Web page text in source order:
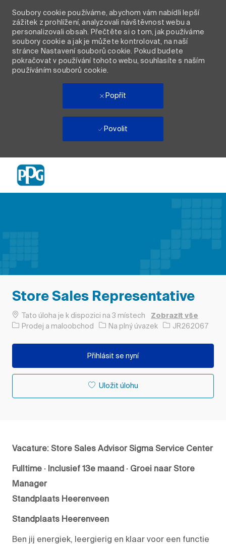
Soubory cookie používáme, abychom vám nabídli lepší
zážitek z prohlížení, analyzovali návštěvnost webu a
personalizovali obsah. Přečtěte si o tom, jak používáme
soubory cookie a jak je můžete kontrolovat, na naší
stránce Nastavení souborů cookie. Pokud budete
pokračovat v používání tohoto webu, souhlasíte s naším
používáním souborů cookie.
Popřít
Povolit
Store Sales Representative
Tato úloha je k dispozici na 3 místech Zobrazit vše
Kategorie
Prodej a maloobchod Typ úlohy
Na plný úvazek ID úlohy
JR262067
Přihlásit se nyní
Uložit úlohu
Vacature: Store Sales Advisor Sigma Service Center
Fulltime · Inclusief 13e maand · Groei naar Store
Manager
Standplaats Heerenveen
Standplaats Heerenveen
Ben jij energiek, leergierig en klaar voor een functie